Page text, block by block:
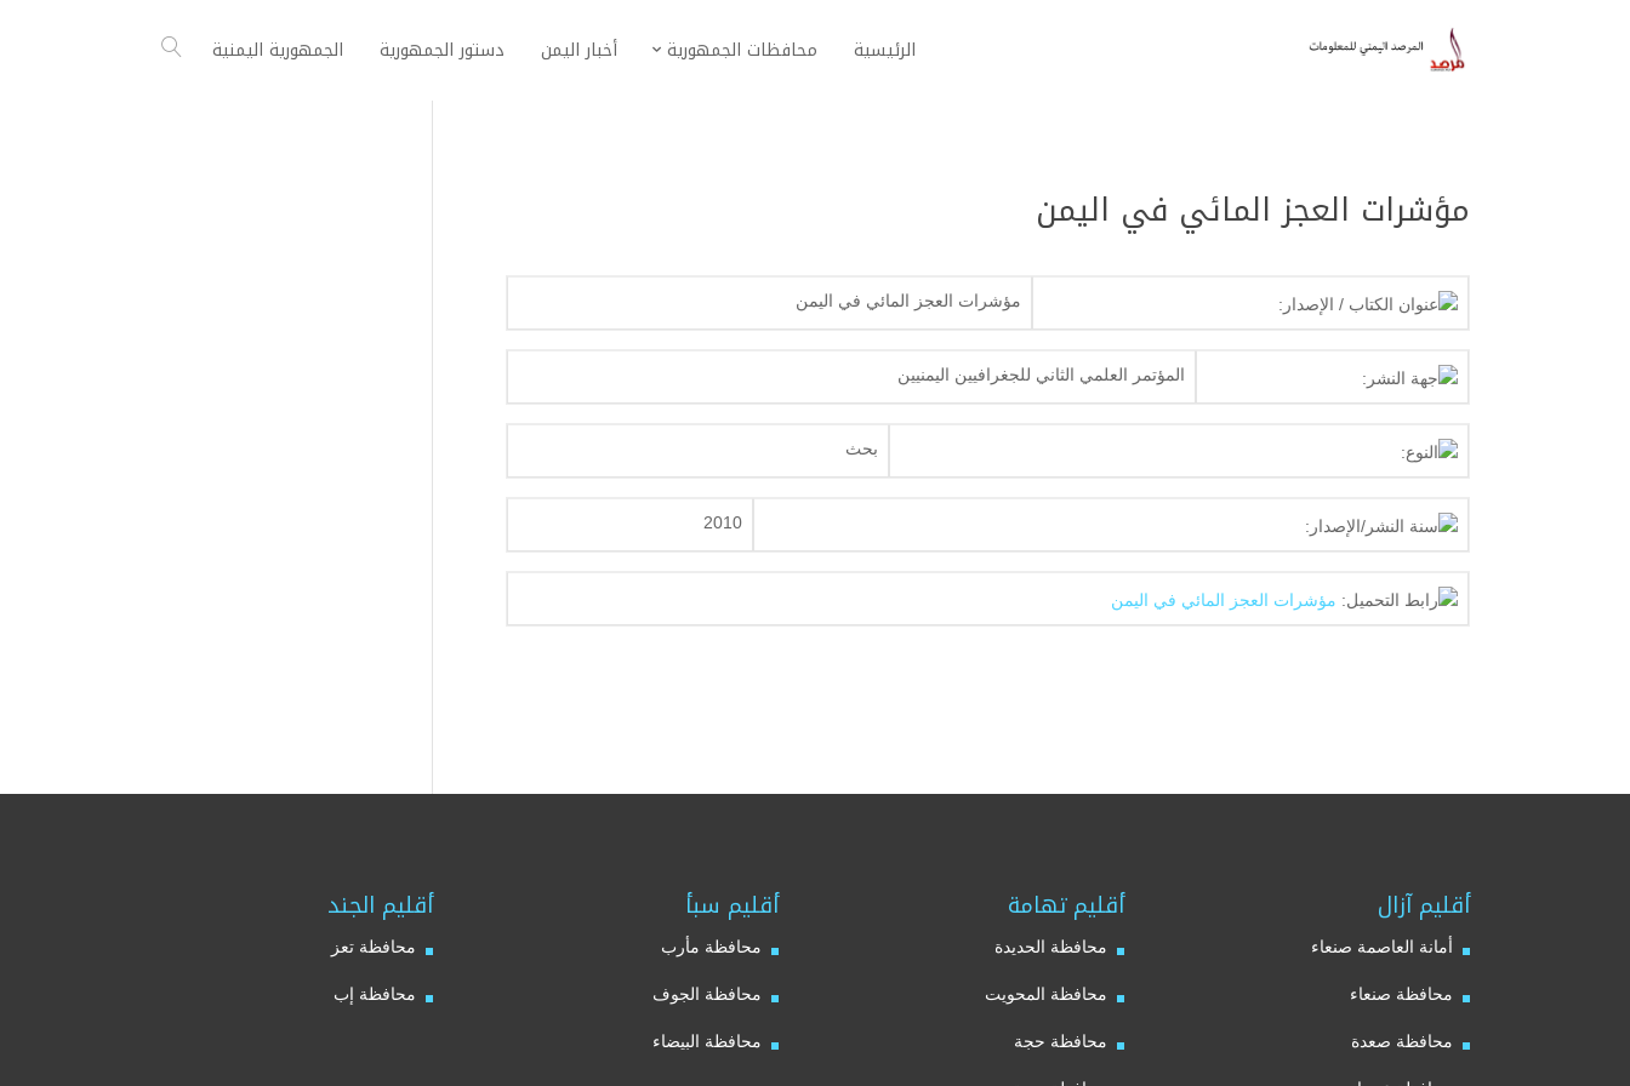
الرئيسية محافظات الجمهورية أخبار اليمن دستور الجمهورية الجمهورية اليمنية
مؤشرات العجز المائي في اليمن
عنوان الكتاب / الإصدار: مؤشرات العجز المائي في اليمن
جهة النشر: المؤتمر العلمي الثاني للجغرافيين اليمنيين
النوع: بحث
سنة النشر/الإصدار: 2010
رابط التحميل: مؤشرات العجز المائي في اليمن
أقليم آزال
أمانة العاصمة صنعاء
محافظة صنعاء
محافظة صعدة
أقليم تهامة
محافظة الحديدة
محافظة المحويت
محافظة حجة
أقليم سبأ
محافظة مأرب
محافظة الجوف
محافظة البيضاء
أقليم الجند
محافظة تعز
محافظة إب